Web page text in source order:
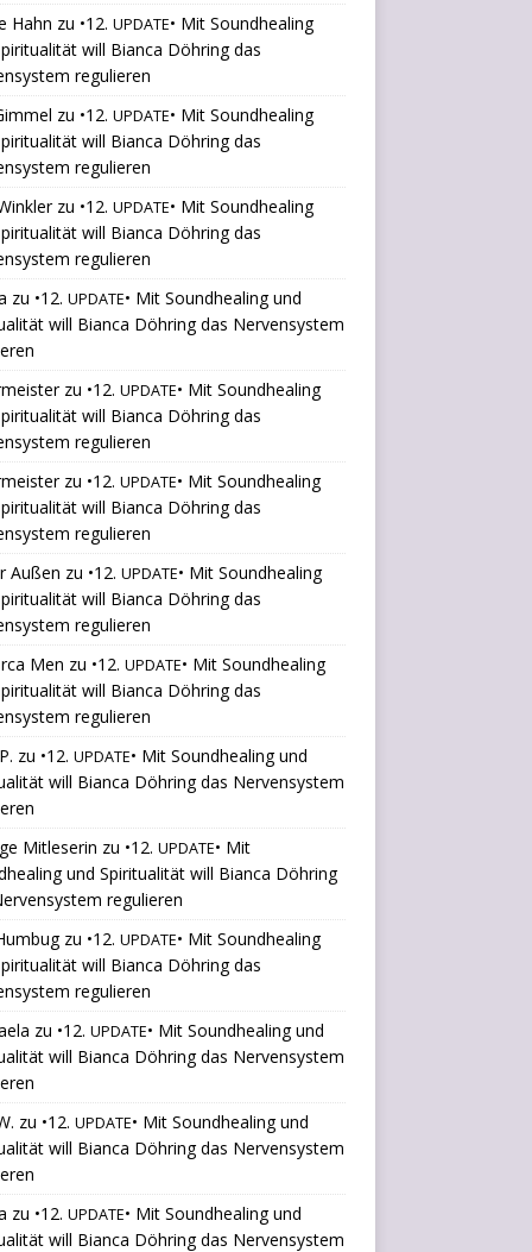
Hahn zu •12. UPDATE• Mit Soundhealing
will Bianca Döhring das
regulieren
zu •12. UPDATE• Mit Soundhealing
will Bianca Döhring das
regulieren
zu •12. UPDATE• Mit Soundhealing
will Bianca Döhring das
regulieren
zu •12. UPDATE• Mit Soundhealing und
will Bianca Döhring das Nervensystem
zu •12. UPDATE• Mit Soundhealing
will Bianca Döhring das
regulieren
zu •12. UPDATE• Mit Soundhealing
will Bianca Döhring das
regulieren
Außen zu •12. UPDATE• Mit Soundhealing
will Bianca Döhring das
regulieren
Men zu •12. UPDATE• Mit Soundhealing
will Bianca Döhring das
regulieren
zu •12. UPDATE• Mit Soundhealing und
will Bianca Döhring das Nervensystem
Mitleserin zu •12. UPDATE• Mit
und Spiritualität will Bianca Döhring
regulieren
zu •12. UPDATE• Mit Soundhealing
will Bianca Döhring das
regulieren
zu •12. UPDATE• Mit Soundhealing und
will Bianca Döhring das Nervensystem
zu •12. UPDATE• Mit Soundhealing und
will Bianca Döhring das Nervensystem
zu •12. UPDATE• Mit Soundhealing und
will Bianca Döhring das Nervensystem